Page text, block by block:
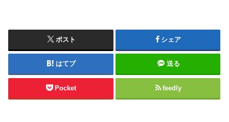
ポスト シェア
はてブ 送る
Pocket feedly